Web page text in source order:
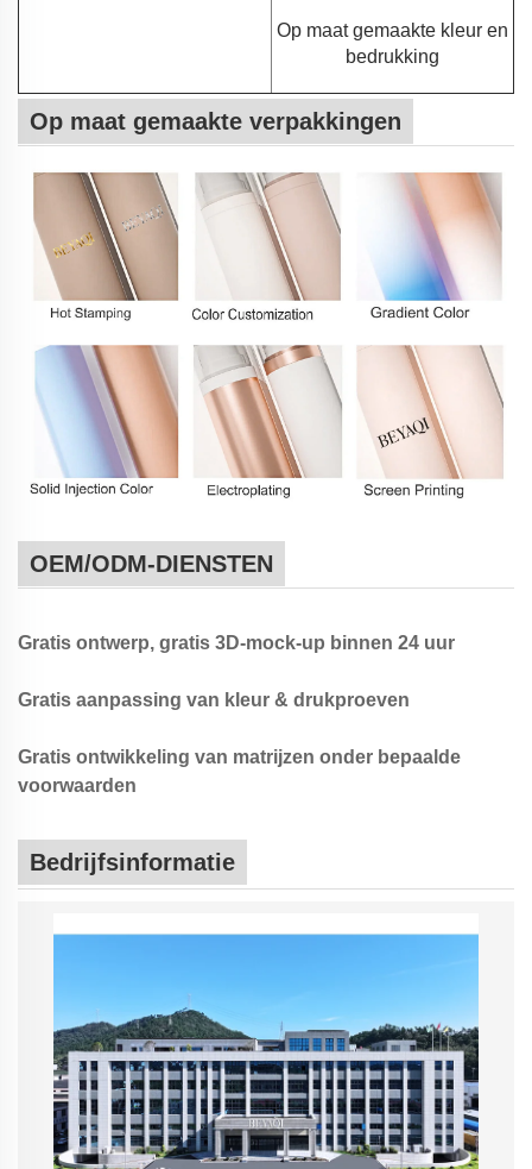
Op maat gemaakte kleur en
bedrukking
Op maat gemaakte verpakkingen
OEM/ODM-DIENSTEN
Gratis ontwerp, gratis 3D-mock-up binnen 24 uur
Gratis aanpassing van kleur & drukproeven
Gratis ontwikkeling van matrijzen onder bepaalde
voorwaarden
Bedrijfsinformatie